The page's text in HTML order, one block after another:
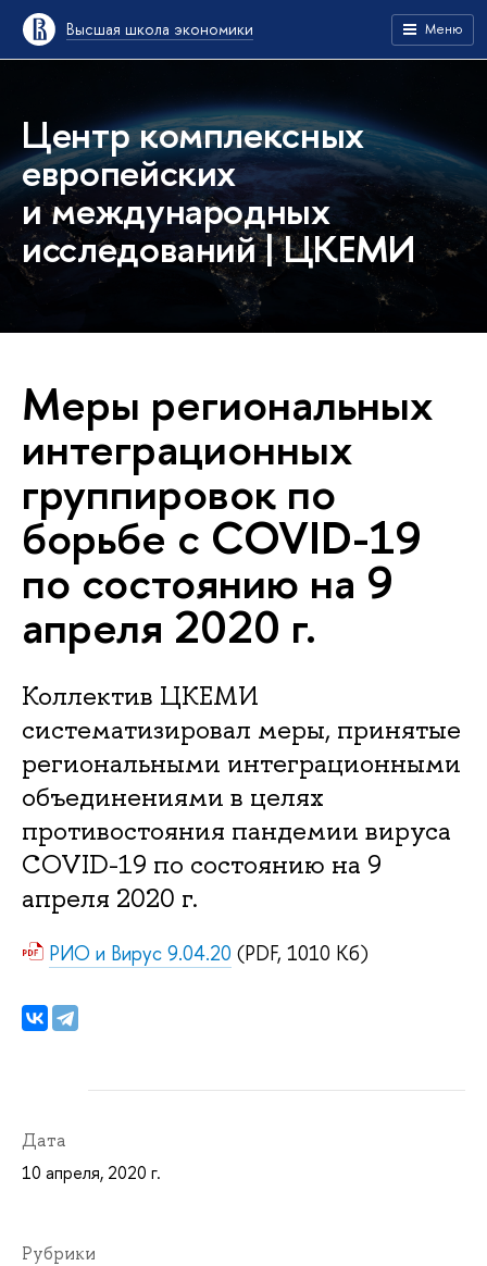
Высшая школа экономики Меню
Центр комплексных
европейских
и международных
исследований | ЦКЕМИ
Меры региональных
интеграционных
группировок по
борьбе с COVID-19
по состоянию на 9
апреля 2020 г.
Коллектив ЦКЕМИ
систематизировал меры, принятые
региональными интеграционными
объединениями в целях
противостояния пандемии вируса
COVID-19 по состоянию на 9
апреля 2020 г.
РИО и Вирус 9.04.20 (PDF, 1010 Кб)
Дата
10 апреля, 2020 г.
Рубрики